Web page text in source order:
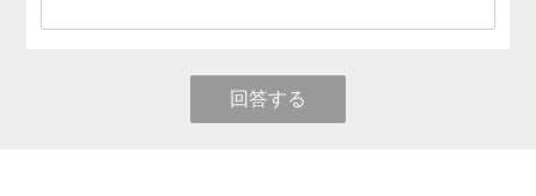
回答する